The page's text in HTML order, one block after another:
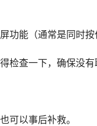
功能（通常是同时按
检查一下，确保没有
可以事后补救。